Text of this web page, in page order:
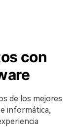
con
de los mejores
informática,